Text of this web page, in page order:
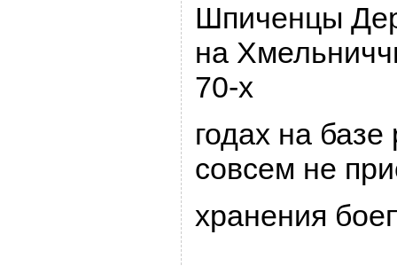
Шпиченцы
на
70-х
годах на базе
совсем не
хpанения